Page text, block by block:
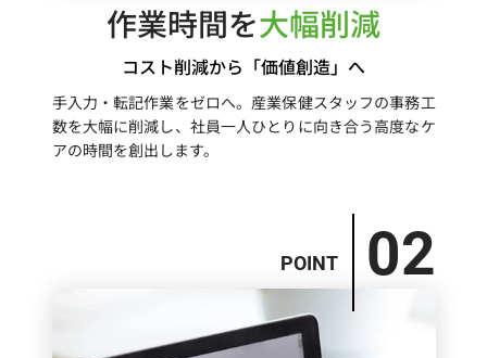
作業時間を大幅削減
コスト削減から「価値創造」へ
手入力・転記作業をゼロへ。産業保健スタッフの事務工
数を大幅に削減し、社員一人ひとりに向き合う高度なケ
アの時間を創出します。
POINT 02